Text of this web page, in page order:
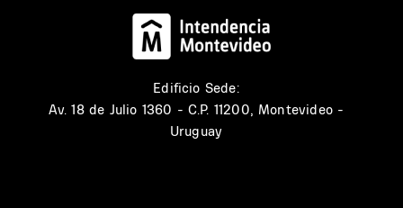
Edificio Sede:
Av. 18 de Julio 1360 - C.P. 11200, Montevideo -
Uruguay